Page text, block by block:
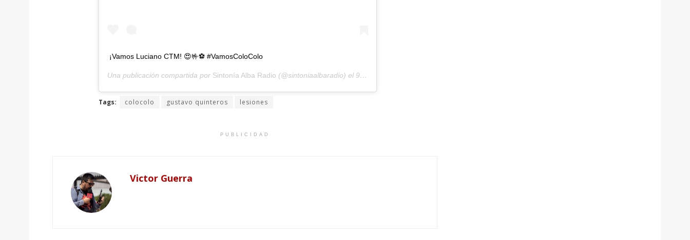
¡Vamos Luciano CTM! 😍🤟⚽ #VamosColoColo
Una publicación compartida por Sintonía Alba Radio (@sintoniaalbaradio) el 9 de Oct de 2020 a las 4:24 PDT
Tags: colocolo gustavo quinteros lesiones
PUBLICIDAD
Victor Guerra